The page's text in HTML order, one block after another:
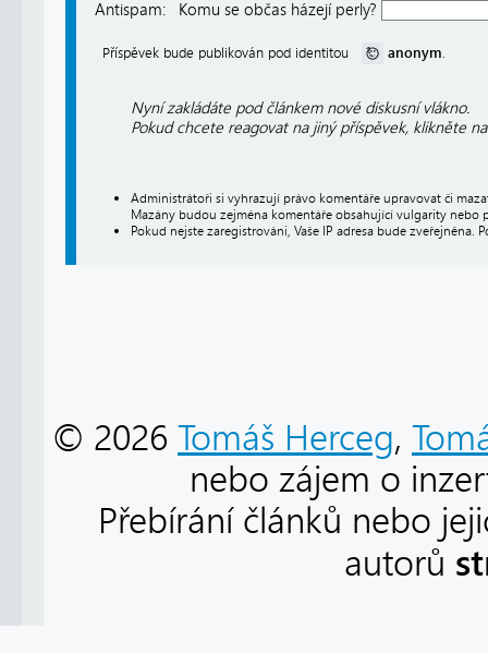
Antispam: Komu se občas házejí perly?
Příspěvek bude publikován pod identitou anonym.
Nyní zakládáte pod článkem nové diskusní vlákno.
Pokud chcete reagovat na jiný příspěvek, klikněte
Administrátoři si vyhrazují právo komentáře upravovat či
Mazány budou zejména komentáře obsahující vulgarity nebo
Pokud nejste zaregistrováni, Vaše IP adresa bude
© 2026 Tomáš Herceg,
nebo zájem o
Přebírání článků nebo
autorů